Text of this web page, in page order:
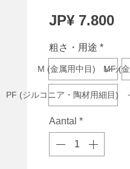
JP¥ 7.800
粗さ・用途 *
M (金属用中目) レッド
MF (
PF (ジルコニア・陶材用細目)
Aantal *